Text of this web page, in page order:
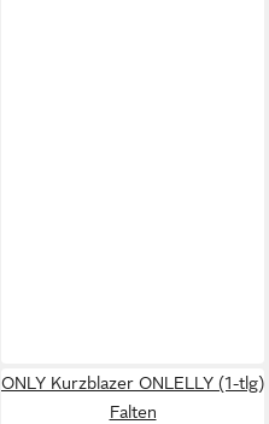
ONLY Kurzblazer ONLELLY (1-tlg)
Falten